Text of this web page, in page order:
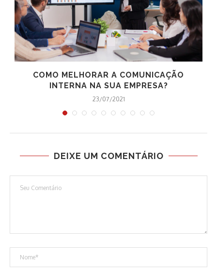
COMO MELHORAR A COMUNICAÇÃO
INTERNA NA SUA EMPRESA?
23/07/2021
DEIXE UM COMENTÁRIO